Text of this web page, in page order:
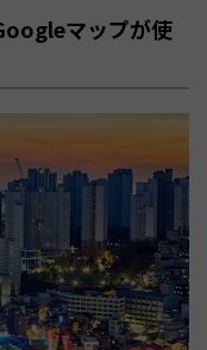
マップが使